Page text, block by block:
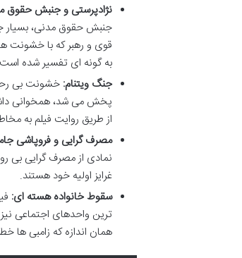
نژادپرستی و جنبش حقوق
جنبش حقوق مدنی، بسیار
قوی و رهبر که با خشونت
به گونه ای تفسیر شده است
جنگ ویتنام:خشونت بی
پخش می شد، همخوانی
از طریق روایت فیلم به
مصرف گرایی و فروپاشی
نمادی از مصرف گرایی بی
غرایز اولیه خود هستند.
سقوط خانواده هسته ای:
ترین واحدهای اجتماعی
همان اندازه که زامبی ها